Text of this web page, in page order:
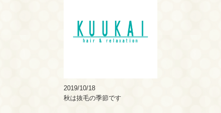
2019/10/18
秋は抜毛の季節です